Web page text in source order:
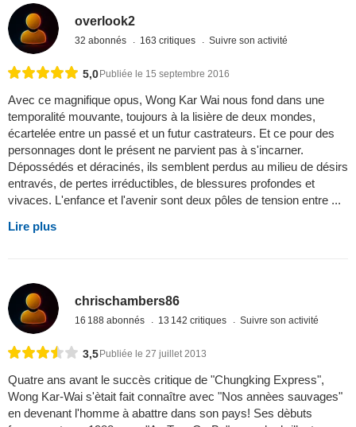
overlook2
32 abonnés 163 critiques Suivre son activité
5,0Publiée le 15 septembre 2016
Avec ce magnifique opus, Wong Kar Wai nous fond dans une
temporalité mouvante, toujours à la lisière de deux mondes,
écartelée entre un passé et un futur castrateurs. Et ce pour des
personnages dont le présent ne parvient pas à s'incarner.
Dépossédés et déracinés, ils semblent perdus au milieu de désirs
entravés, de pertes irréductibles, de blessures profondes et
vivaces. L'enfance et l'avenir sont deux pôles de tension entre ...
Lire plus
chrischambers86
16 188 abonnés 13 142 critiques Suivre son activité
3,5 Publiée le 27 juillet 2013
Quatre ans avant le succès critique de "Chungking Express",
Wong Kar-Wai s'ètait fait connaître avec "Nos annèes sauvages"
en devenant l'homme à abattre dans son pays! Ses dèbuts